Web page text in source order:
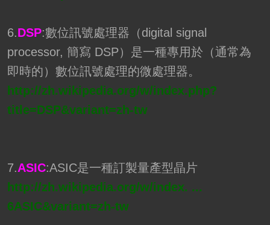
6.DSP:數位訊號處理器（digital signal
processor, 簡寫 DSP）是一種專用於（通常為
即時的）數位訊號處理的微處理器。
http://zh.wikipedia.org/w/index.php?
title=DSP&variant=zh-tw
7.ASIC:ASIC是一種訂製量產型晶片
http://zh.wikipedia.org/w/index. ...
6ASIC&variant=zh-tw